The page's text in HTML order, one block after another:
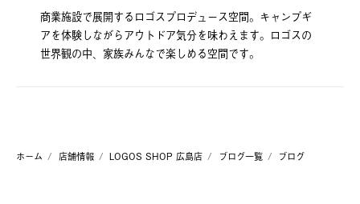
商業施設で展開するロゴスプロデュース空間。キャンプギ
アを体験しながらアウトドア気分を味わえます。ロゴスの
世界観の中、家族みんなで楽しめる空間です。
ホーム 店舗情報 LOGOS SHOP 広島店 ブログ一覧 ブログ